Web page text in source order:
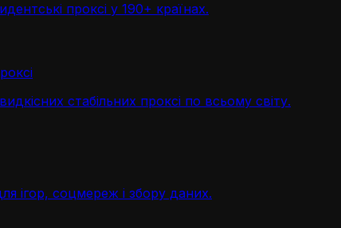
проксі у 190+ країнах.
стабільних проксі по всьому світу.
ігор, соцмереж і збору даних.